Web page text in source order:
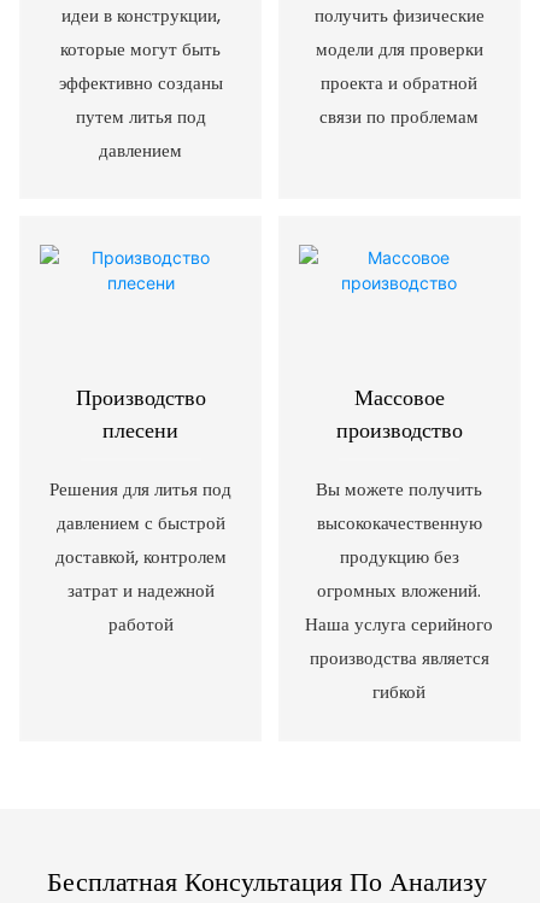
идеи в конструкции,
которые могут быть
эффективно созданы
путем литья под
давлением
получить физические
модели для проверки
проекта и обратной
связи по проблемам
Производство
плесени
Решения для литья под
давлением с быстрой
доставкой, контролем
затрат и надежной
работой
Массовое
производство
Вы можете получить
высококачественную
продукцию без
огромных вложений.
Наша услуга серийного
производства является
гибкой
Бесплатная Консультация По Анализу